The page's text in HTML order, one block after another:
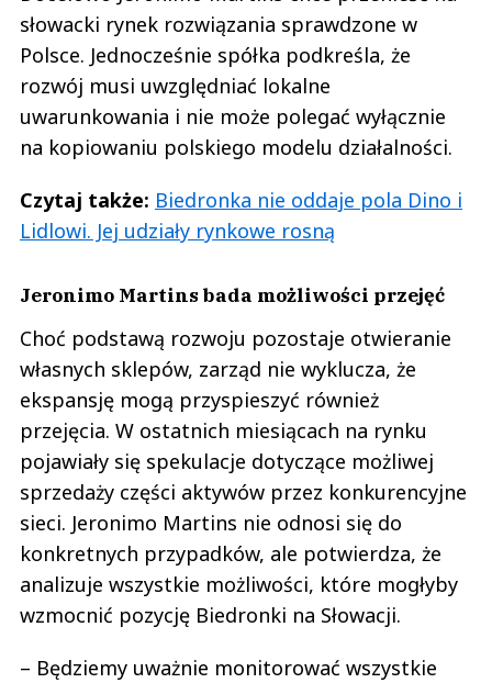
słowacki rynek rozwiązania sprawdzone w
Polsce. Jednocześnie spółka podkreśla, że
rozwój musi uwzględniać lokalne
uwarunkowania i nie może polegać wyłącznie
na kopiowaniu polskiego modelu działalności.
Czytaj także: Biedronka nie oddaje pola Dino i
Lidlowi. Jej udziały rynkowe rosną
Jeronimo Martins bada możliwości przejęć
Choć podstawą rozwoju pozostaje otwieranie
własnych sklepów, zarząd nie wyklucza, że
ekspansję mogą przyspieszyć również
przejęcia. W ostatnich miesiącach na rynku
pojawiały się spekulacje dotyczące możliwej
sprzedaży części aktywów przez konkurencyjne
sieci. Jeronimo Martins nie odnosi się do
konkretnych przypadków, ale potwierdza, że
analizuje wszystkie możliwości, które mogłyby
wzmocnić pozycję Biedronki na Słowacji.
– Będziemy uważnie monitorować wszystkie